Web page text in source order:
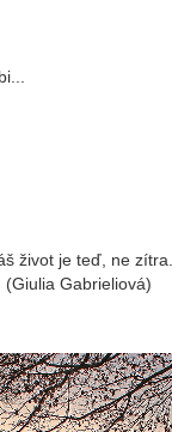
život je teď, ne zítra.
(Giulia Gabrieliová)